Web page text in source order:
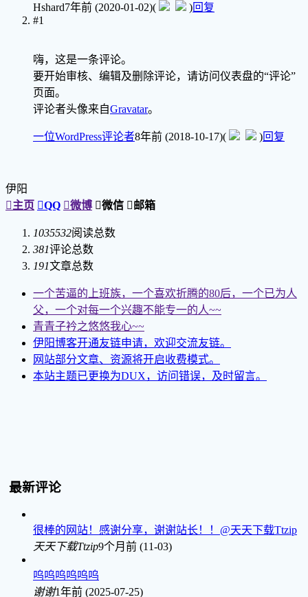
Hshard7年前 (2020-01-02)( )回复
#1
嗨，这是一条评论。
要开始审核、编辑及删除评论，请访问仪表盘的“评论”
页面。
评论者头像来自Gravatar。
一位WordPress评论者8年前 (2018-10-17)( )回复
伊阳
主页 QQ 微博 微信 邮箱
1035532阅读总数
381评论总数
191文章总数
一个苦逼的上班族，一个喜欢折腾的80后，一个已为人
父，一个对每一个兴趣不能专一的人~~
青青子衿之悠悠我心~~
伊阳博客开通友链申请，欢迎交流友链。
网站部分文章、资源将开启收费模式。
本站主题已更换为DUX，访问错误，及时留言。
最新评论
很棒的网站！感谢分享，谢谢站长！！@天天下载Ttzip
天天下载Ttzip9个月前 (11-03)
呜呜呜呜呜呜
谢谢1年前 (2025-07-25)